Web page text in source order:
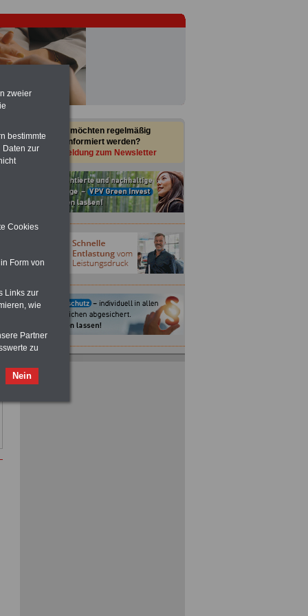
Sie möchten regelmäßig
informiert werden?
Anmeldung zum Newsletter
zweier
bestimmte
Daten zur
Cookies
Form von
Links zur
wie
Partner
zu
Nein